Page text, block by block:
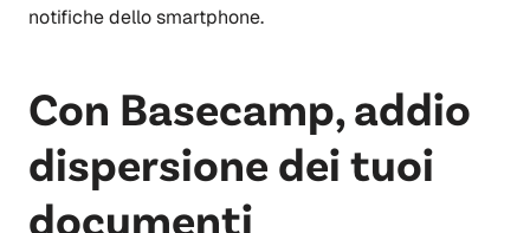
notifiche dello smartphone.
Con Basecamp, addio
dispersione dei tuoi
documenti